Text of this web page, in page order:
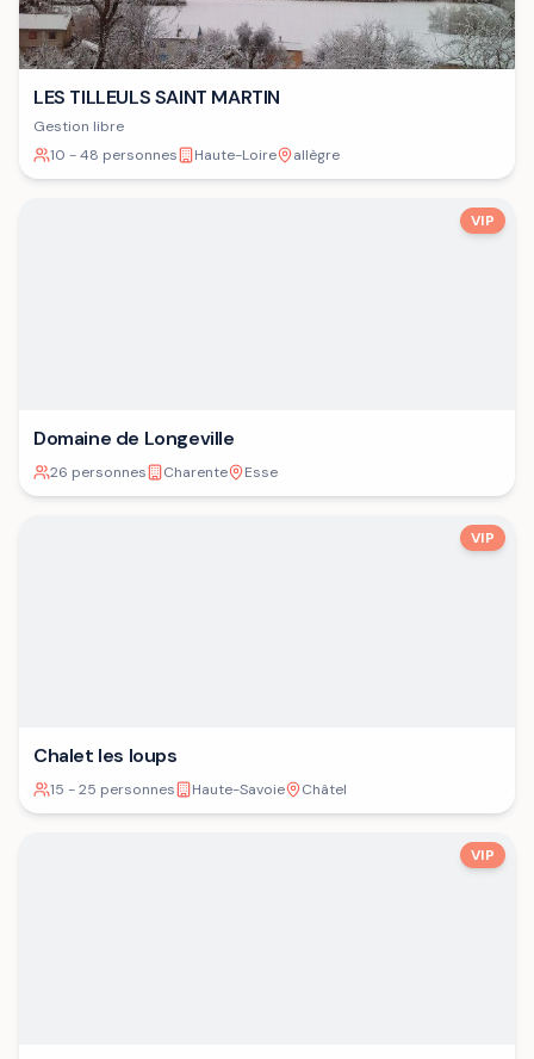
LES TILLEULS SAINT MARTIN
Gestion libre
10 - 48 personnes
Haute-Loire allègre
VIP
Domaine de Longeville
26 personnes Charente Esse
VIP
Chalet les loups
15 - 25 personnes Haute-Savoie Châtel
VIP